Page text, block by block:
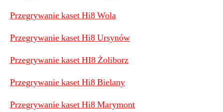
Przegrywanie kaset Hi8 Wola
Przegrywanie kaset Hi8 Ursynów
Przegrywanie kaset HI8 Żoliborz
Przegrywanie kaset Hi8 Bielany
Przegrywanie kaset Hi8 Marymont